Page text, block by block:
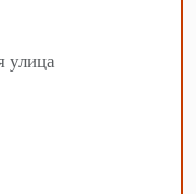
улица